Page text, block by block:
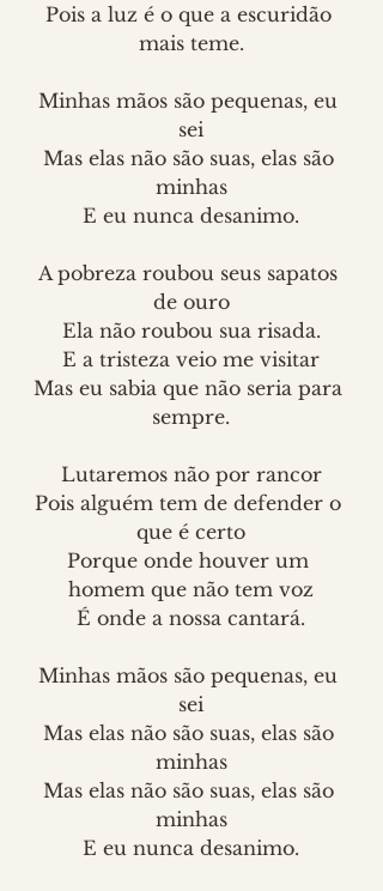
Pois a luz é o que a escuridão
mais teme.
Minhas mãos são pequenas, eu
sei
Mas elas não são suas, elas são
minhas
E eu nunca desanimo.
A pobreza roubou seus sapatos
de ouro
Ela não roubou sua risada.
E a tristeza veio me visitar
Mas eu sabia que não seria para
sempre.
Lutaremos não por rancor
Pois alguém tem de defender o
que é certo
Porque onde houver um
homem que não tem voz
É onde a nossa cantará.
Minhas mãos são pequenas, eu
sei
Mas elas não são suas, elas são
minhas
Mas elas não são suas, elas são
minhas
E eu nunca desanimo.